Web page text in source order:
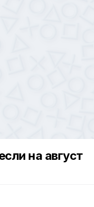
на август